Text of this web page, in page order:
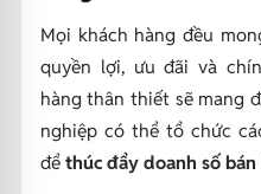
Mọi khách hàng đều
quyền lợi, ưu đãi và
hàng thân thiết sẽ mang
nghiệp có thể tổ chức
để thúc đẩy doanh số bán